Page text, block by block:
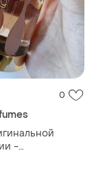
0
-
вода
teriaq 3мл